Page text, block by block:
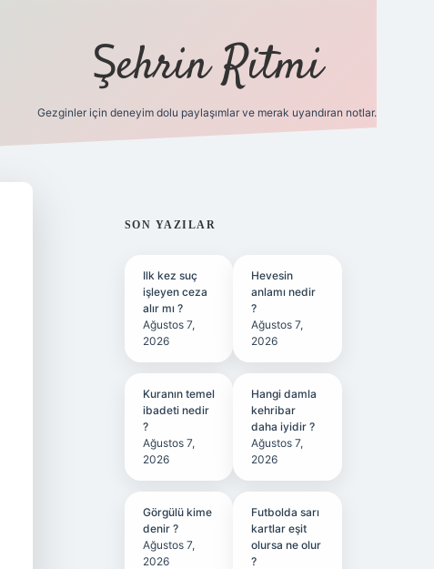
Şehrin Ritmi
Gezginler için deneyim dolu paylaşımlar ve merak uyandıran notlar.
SIDEBAR
SON YAZILAR
Ilk kez suç
işleyen ceza
alır mı ?
Ağustos 7,
2026
Hevesin
anlamı nedir
?
Ağustos 7,
2026
Kuranın temel
ibadeti nedir
?
Ağustos 7,
2026
Hangi damla
kehribar
daha iyidir ?
Ağustos 7,
2026
Görgülü kime
denir ?
Ağustos 7,
2026
Futbolda sarı
kartlar eşit
olursa ne olur
?